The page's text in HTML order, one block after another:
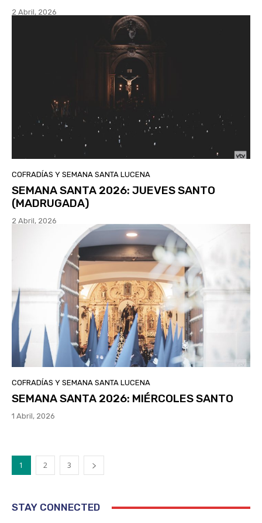
2 Abril, 2026
COFRADÍAS Y SEMANA SANTA LUCENA
SEMANA SANTA 2026: JUEVES SANTO
(MADRUGADA)
2 Abril, 2026
COFRADÍAS Y SEMANA SANTA LUCENA
SEMANA SANTA 2026: MIÉRCOLES SANTO
1 Abril, 2026
1 2 3
STAY CONNECTED